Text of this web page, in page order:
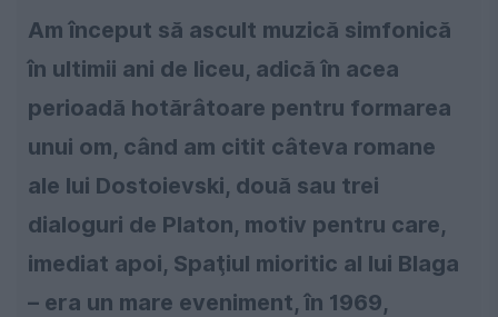
Am început să ascult muzică simfonică
în ultimii ani de liceu, adică în acea
perioadă hotărâtoare pentru formarea
unui om, când am citit câteva romane
ale lui Dostoievski, două sau trei
dialoguri de Platon, motiv pentru care,
imediat apoi, Spaţiul mioritic al lui Blaga
– era un mare eveniment, în 1969,